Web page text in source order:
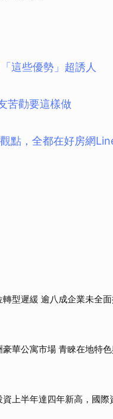
這些優勢」超誘人
苦勸要這樣做
點，全都在好房網
轉型遲緩 逾八成企業未全
華公寓市場 青睞在地特
上半年達四年新高，國際